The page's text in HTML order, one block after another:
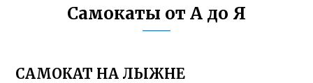
Самокаты от А до Я
САМОКАТ НА ЛЫЖНЕ